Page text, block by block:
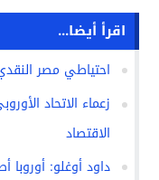
اقرأ أيضا...
احتياطي مصر
زعماء الاتحاد
الاقتصاد
داود أوغلو: